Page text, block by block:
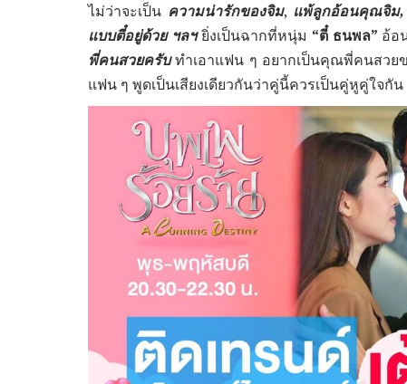
ไม่ว่าจะเป็น ความน่ารักของจิม, แพ้ลูกอ้อนคุณจิม,
แบบตี๋อยู่ด้วย ฯลฯยิ่งเป็นฉากที่หนุ่ม “ตี๋ ธนพล” อ้อ
พี่คนสวยครับทำเอาแฟน ๆ อยากเป็นคุณพี่คนสวย
แฟน ๆ พูดเป็นเสียงเดียวกันว่าคู่นี้ควรเป็นคู่หูคู่ใจกัน